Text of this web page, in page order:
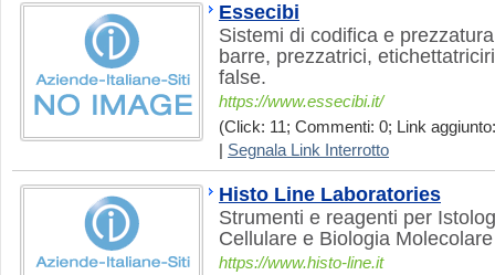
Essecibi
Sistemi di codifica e
barre, prezzatrici,
false.
https://www.essecibi.it/
(Click: 11; Commenti: 0; Link
Segnala Link Interrotto
Histo Line Laboratories
Strumenti e reagenti per
Cellulare e Biologia Molecolare
https://www.histo-line.it